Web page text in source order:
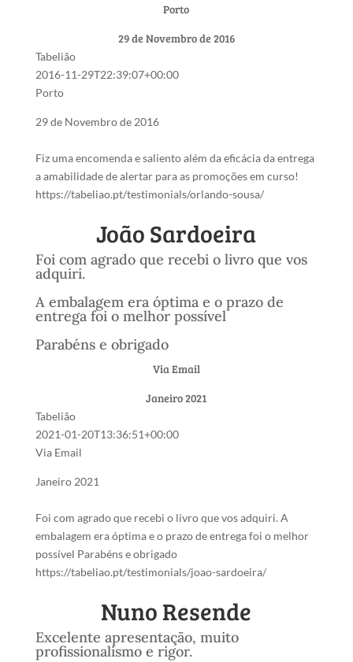
Porto
29 de Novembro de 2016
Tabelião
2016-11-29T22:39:07+00:00
Porto
29 de Novembro de 2016
Fiz uma encomenda e saliento além da eficácia da entrega
a amabilidade de alertar para as promoções em curso!
https://tabeliao.pt/testimonials/orlando-sousa/
João Sardoeira
Foi com agrado que recebi o livro que vos
adquiri.
A embalagem era óptima e o prazo de
entrega foi o melhor possível
Parabéns e obrigado
Via Email
Janeiro 2021
Tabelião
2021-01-20T13:36:51+00:00
Via Email
Janeiro 2021
Foi com agrado que recebi o livro que vos adquiri. A
embalagem era óptima e o prazo de entrega foi o melhor
possível Parabéns e obrigado
https://tabeliao.pt/testimonials/joao-sardoeira/
Nuno Resende
Excelente apresentação, muito
profissionalismo e rigor.